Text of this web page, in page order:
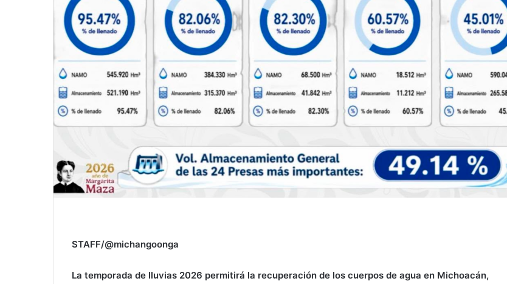
STAFF/@michangoonga
La temporada de lluvias 2026 permitirá la recuperación de los cuerpos de agua en Michoacán,